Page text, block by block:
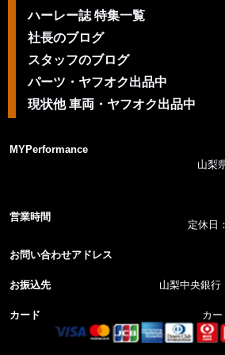
ハーレー誌 特集一覧
社長のブログ
スタッフのブログ
パーツ・ヤフオク出品中
現状他 車両・ヤフオク出品中
MYPerformance
山梨
営業時間
定休日
お問い合わせアドレス
お振込先
山梨中央銀行
カード
カ